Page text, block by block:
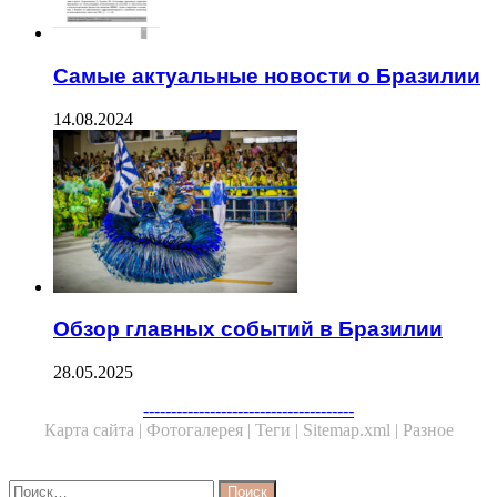
Самые актуальные новости о Бразилии
14.08.2024
Обзор главных событий в Бразилии
28.05.2025
--------------------------------------
Карта сайта | Фотогалерея | Теги | Sitemap.xml | Разное
Close
Найти: